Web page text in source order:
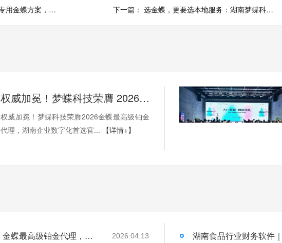
商贸 / 零售 / 餐饮 / 工厂专用金蝶方案，不同行业管理需求怎么匹配 下一篇： 选金蝶，更要选本地服务：湖南梦蝶科技19年深耕，3万+湘企信赖！
权威加冕！梦蝶科技荣膺 2026 金蝶最高级铂金代理，湖南企业数字化首选官方核心伙伴
权威加冕！梦蝶科技荣膺2026金蝶最高级铂金
代理，湖南企业数字化首选官...
【详情+】
权威加冕！梦蝶科技荣膺 2026 金蝶最高级铂金代理，湖南企业数字化首选官方核心伙伴 2026.04.13